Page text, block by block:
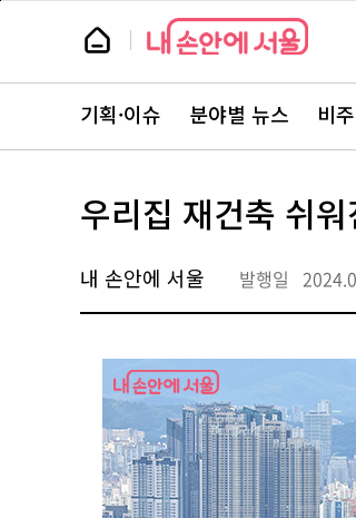
본
뉴
스
뉴
스
주
서
바
로
기획·이슈 분야별 뉴스 비
우리집 재건축 쉬
내 손안에 서울 발행일
페